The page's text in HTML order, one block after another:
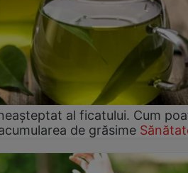
al ficatului. Cum
de grăsime